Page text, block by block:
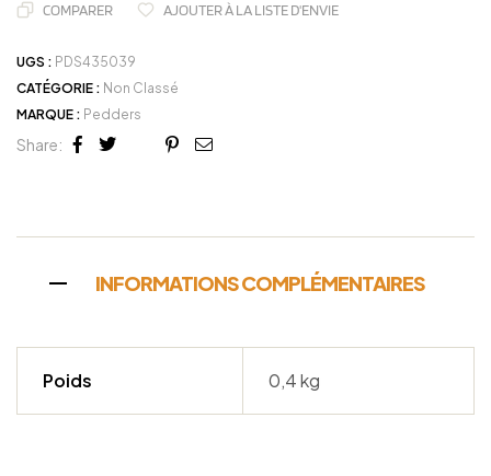
COMPARER AJOUTER À LA LISTE D'ENVIE
UGS : PDS435039
CATÉGORIE : Non Classé
MARQUE : Pedders
Share:
Facebook
TwitterLinkedin
Google+
Pinterest
Email
INFORMATIONS COMPLÉMENTAIRES
Poids 0,4 kg